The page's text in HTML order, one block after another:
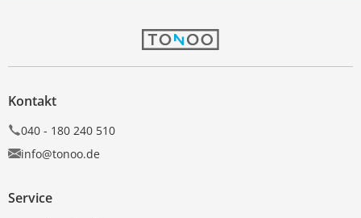
Kontakt
040 - 180 240 510
info@tonoo.de
Service